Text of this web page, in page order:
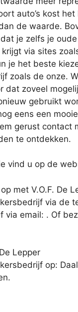
auto’s kost
de waarde.
je zelfs je
via sites
je het beste
zoals de onze.
dat zoveel
gebruikt
eens een
gerust contact
te ontdekken.
vind u op de
met V.O.F. De
via de
via email: . Of
Lepper
op: